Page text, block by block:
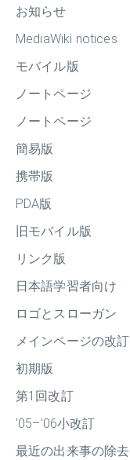
お知らせ
MediaWiki notices
モバイル版
ノートページ
ノートページ
簡易版
携帯版
PDA版
旧モバイル版
リンク版
日本語学習者向け
ロゴとスローガン
メインページの改訂
初期版
第1回改訂
'05–'06小改訂
最近の出来事の除去